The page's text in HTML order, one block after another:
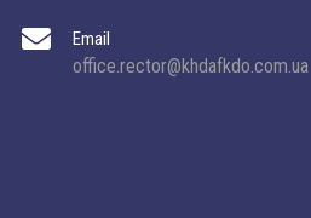
Email
office.rector@khdafkdo.com.ua